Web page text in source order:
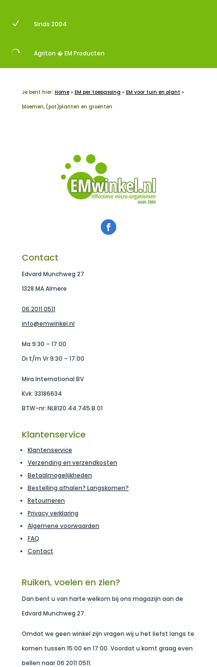
N Sinds 2004
 Agriton � EM Producten
Je bent hier: Home» EM per toepassing » EM voor tuin en plant »
bloemen, (pot)planten en groenten
Contact
Edvard Munchweg 27
1328 MA Almere
06 2011 0511
info@emwinkel.nl
Ma 9:30 – 17:00
Di t/m Vr 9:30 – 17:00
Mira International BV
Kvk: 33186634
BTW-nr: NL8120.44.745.B.01
Klantenservice
Klantenservice
Verzending en verzendkosten
Betaalmogelijkheden
Bestelling afhalen? Langskomen?
Retourneren
Privacy verklaring
Algemene voorwaarden
FAQ
Contact
Ruiken, voelen en zien?
Dan bent u van harte welkom bij ons magazijn aan de
Edvard Munchweg 27.
Omdat we geen winkel zijn vragen wij u het liefst langs te
komen tussen 15:00 en 17:00. Voordat u komt graag even
bellen naar 06 2011 0511.